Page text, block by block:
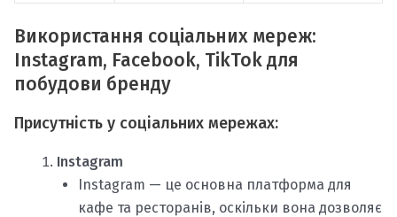
Використання соціальних мереж:
Instagram, Facebook, TikTok для
побудови бренду
Присутність у соціальних мережах:
Instagram
Instagram — це основна платформа для
кафе та ресторанів, оскільки вона дозволяє